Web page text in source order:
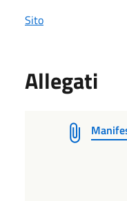
Sito
Allegati